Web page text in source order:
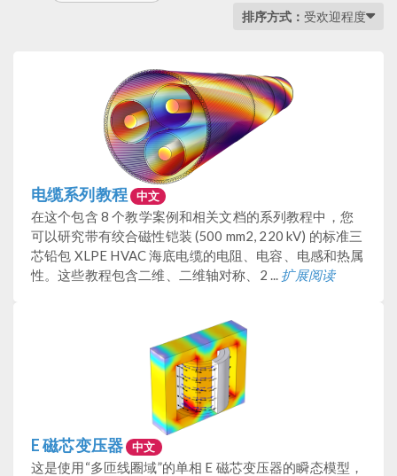
排序方式： 受欢迎程度
电缆系列教程 中文
在这个包含 8 个教学案例和相关文档的系列教程中，您
可以研究带有绞合磁性铠装 (500 mm2, 220 kV) 的标准三
芯铅包 XLPE HVAC 海底电缆的电阻、电容、电感和热属
性。这些教程包含二维、二维轴对称、2 ... 扩展阅读
E 磁芯变压器 中文
这是使用“多匝线圈域”的单相 E 磁芯变压器的瞬态模型，